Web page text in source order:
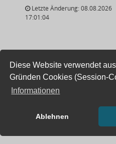
Diese Website verwendet
Gründen Cookies (Session-
Informationen
Ablehnen
Letzte Änderung: 08.08.2026
17:01:04